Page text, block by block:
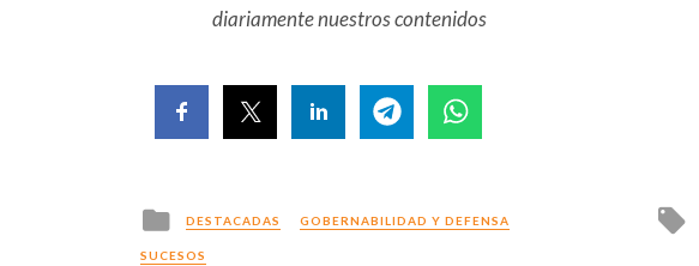
diariamente nuestros contenidos
Posted
in
DESTACADAS GOBERNABILIDAD Y DEFENSA
SUCESOS